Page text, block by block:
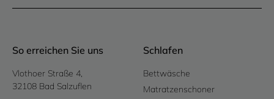
So erreichen Sie uns
Vlothoer Straße 4,
32108 Bad Salzuflen
Schlafen
Bettwäsche
Matratzenschoner